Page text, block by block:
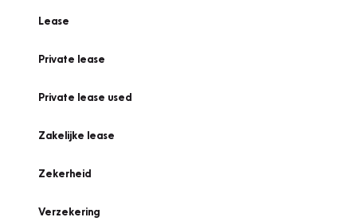
Lease
Private lease
Private lease used
Zakelijke lease
Zekerheid
Verzekering